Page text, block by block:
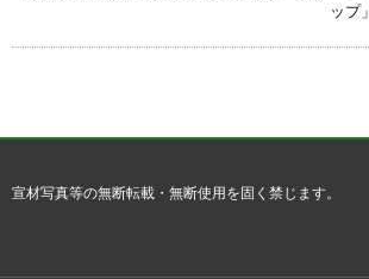
ップ」
宣材写真等の無断転載・無断使用を固く禁じます。